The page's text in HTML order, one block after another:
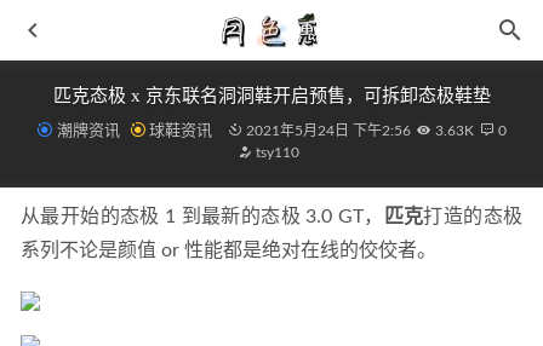
匹克态极 x 京东联名洞洞鞋开启预售，可拆卸态极鞋垫
潮牌资讯 球鞋资讯 2021年5月24日 下午2:56 3.63K
0
tsy110
从最开始的态极 1 到最新的态极 3.0 GT， 匹克打造的态极
系列不论是颜值 or 性能都是绝对在线的佼佼者。